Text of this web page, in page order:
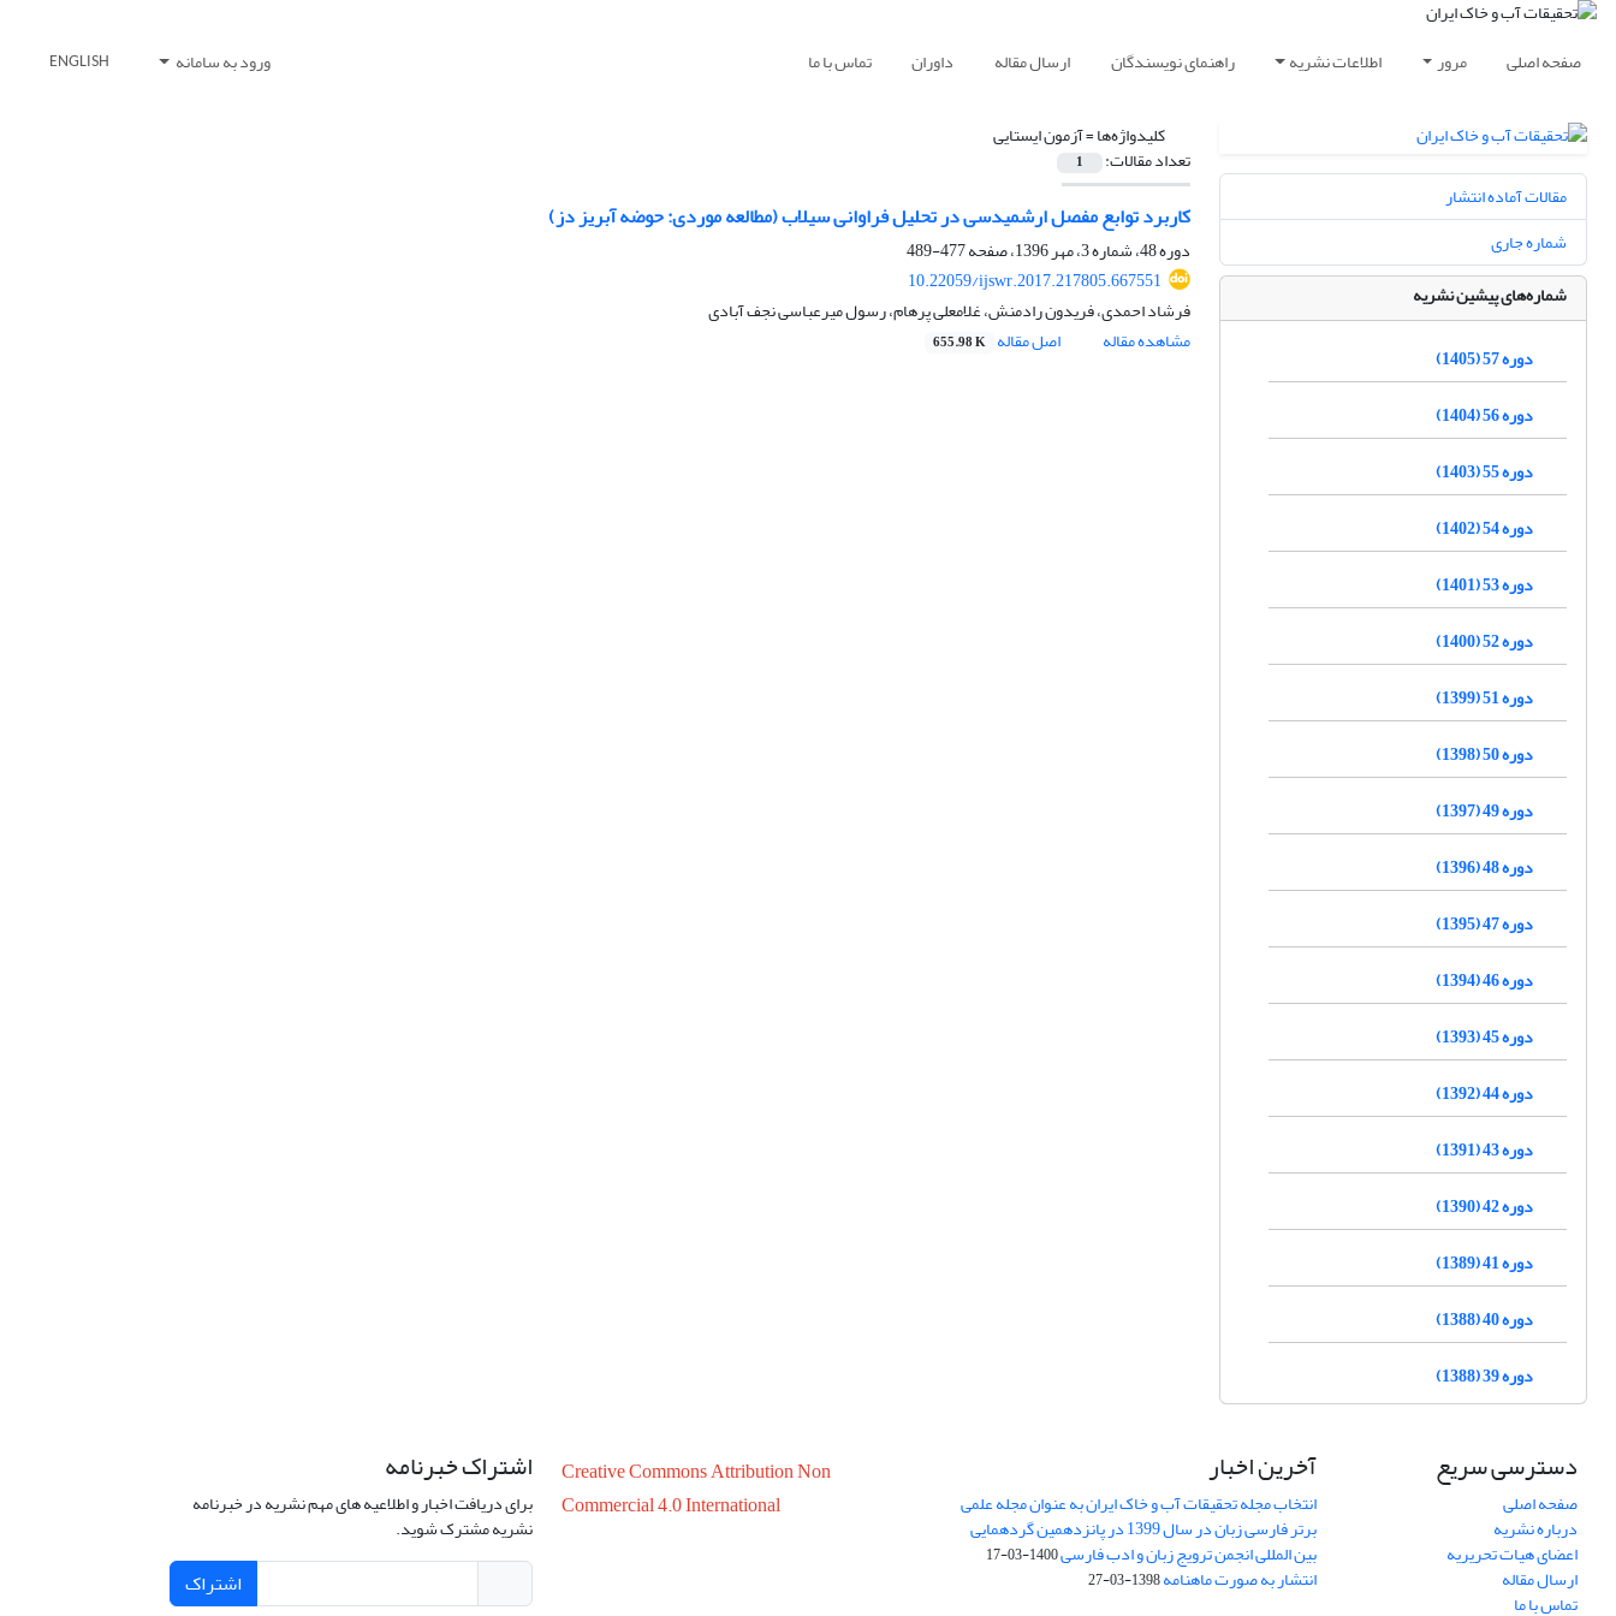
صفحه اصلی مرور اطلاعات نشریه راهنمای نویسندگان ارسال مقاله داوران تماس با ما ورود به سامانه ENGLISH
کلیدواژه‌ها =آزمون ایستایی
تعداد مقالات: 1
کاربرد توابع مفصل ارشمیدسی در تحلیل فراوانی سیلاب (مطالعه موردی: حوضه آبریز دز)
دوره 48، شماره 3، مهر 1396، صفحه
477-489
10.22059/ijswr.2017.217805.667551
فرشاد احمدی، فریدون رادمنش، غلامعلی پرهام، رسول میرعباسی نجف آبادی
مشاهده مقاله
اصل مقاله 655.98 K
مقالات آماده انتشار
شماره جاری
شماره‌های پیشین نشریه
دوره 57 (1405)
دوره 56 (1404)
دوره 55 (1403)
دوره 54 (1402)
دوره 53 (1401)
دوره 52 (1400)
دوره 51 (1399)
دوره 50 (1398)
دوره 49 (1397)
دوره 48 (1396)
دوره 47 (1395)
دوره 46 (1394)
دوره 45 (1393)
دوره 44 (1392)
دوره 43 (1391)
دوره 42 (1390)
دوره 41 (1389)
دوره 40 (1388)
دوره 39 (1388)
دسترسی سریع
صفحه اصلی
درباره نشریه
اعضای هیات تحریریه
ارسال مقاله
تماس با ما
آخرین اخبار
انتخاب مجله تحقیقات آب و خاک ایران به عنوان مجله علمی
برتر فارسی زبان در سال 1399 در پانزدهمین گردهمایی
بین المللی انجمن ترویج زبان و ادب فارسی1400-03-17
انتشار به صورت ماهنامه1398-03-27
Creative Commons Attribution Non
Commercial 4.0 International
اشتراک خبرنامه
برای دریافت اخبار و اطلاعیه های مهم نشریه در خبرنامه
نشریه مشترک شوید.
اشتراک